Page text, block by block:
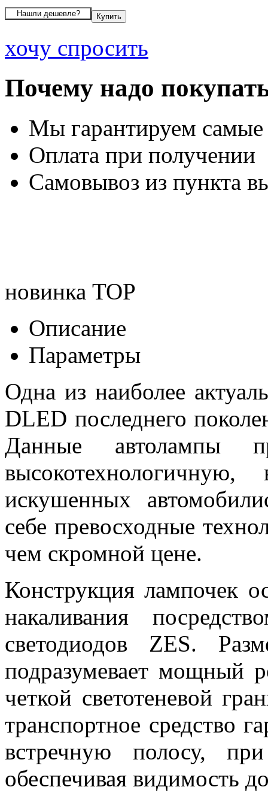
хочу спросить
Почему надо
Мы гарантируем
Оплата при получении
Самовывоз из пункта
новинка TOP
Описание
Параметры
Одна из наиболее
DLED последнего
Данные автолампы
искушенных
себе превосходные
чем скромной цене.
Конструкция лампочек
накаливания
светодиодов ZES.
подразумевает мощный
четкой светотеневой
транспортное средство
встречную полосу,
обеспечивая видимость